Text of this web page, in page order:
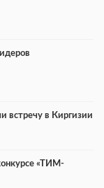
встречу в Киргизии
«ТИМ-